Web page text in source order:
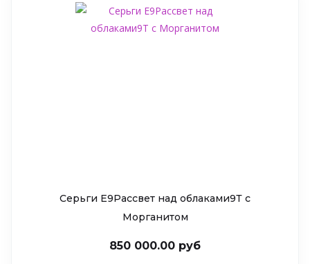
Серьги Е9Рассвет над облаками9Т c
Морганитом
850 000.00 руб